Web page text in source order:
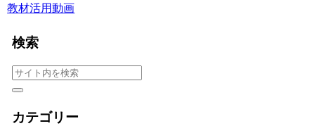
教材活用動画
検索
カテゴリー